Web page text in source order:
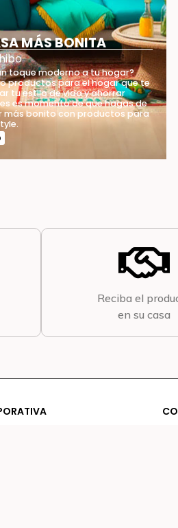
MÁS BONITA
toque moderno a tu hogar?
productos para el hogar que te
tu estilo de vida y ahorrar
es momento de que hagas de
más bonito con productos para
Reciba el
en su casa